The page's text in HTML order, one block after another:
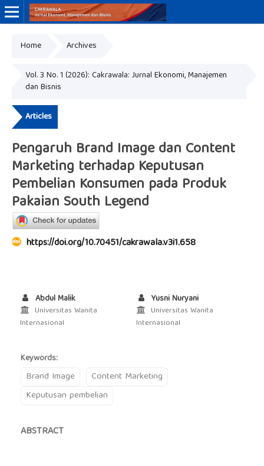
Home Archives
Vol. 3 No. 1 (2026): Cakrawala: Jurnal Ekonomi, Manajemen
dan Bisnis
Articles
Pengaruh Brand Image dan Content
Marketing terhadap Keputusan
Pembelian Konsumen pada Produk
Pakaian South Legend
https://doi.org/10.70451/cakrawala.v3i1.658
Abdul Malik
Universitas Wanita
Internasional
Yusni Nuryani
Universitas Wanita
Internasional
Keywords:
Brand Image
Content Marketing
Keputusan pembelian
ABSTRACT